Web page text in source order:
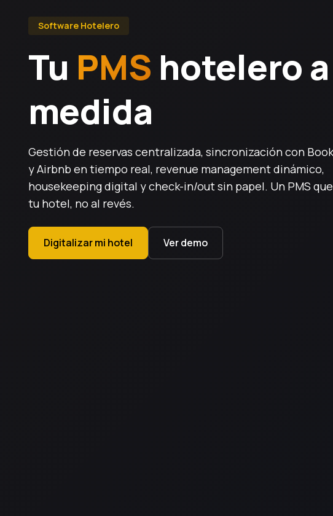
Software Hotelero
Tu PMS hotelero a
medida
Gestión de reservas centralizada, sincronización con
y Airbnb en tiempo real, revenue management dinámico,
housekeeping digital y check-in/out sin papel. Un PMS
tu hotel, no al revés.
Digitalizar mi hotel Ver demo